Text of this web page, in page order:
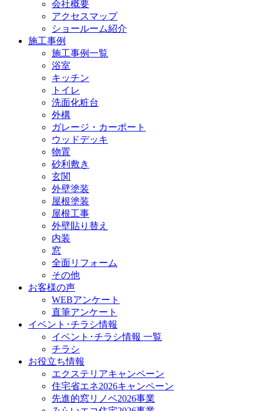
会社概要
アクセスマップ
ショールーム紹介
施工事例
施工事例一覧
浴室
キッチン
トイレ
洗面化粧台
外構
ガレージ・カーポート
ウッドデッキ
物置
砂利敷き
玄関
外壁塗装
屋根塗装
屋根工事
外壁貼り替え
内装
窓
全面リフォーム
その他
お客様の声
WEBアンケート
直筆アンケート
イベント･チラシ情報
イベント･チラシ情報 一覧
チラシ
お役立ち情報
エクステリアキャンペーン
住宅省エネ2026キャンペーン
先進的窓リノベ2026事業